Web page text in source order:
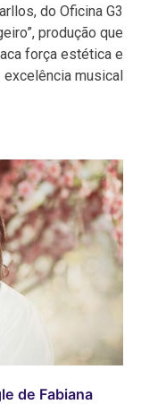
do Oficina G3
produção que
força estética e
excelência musical
de Fabiana